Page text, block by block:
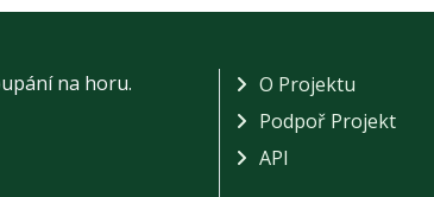
na horu.
O Projektu
Podpoř Projekt
API